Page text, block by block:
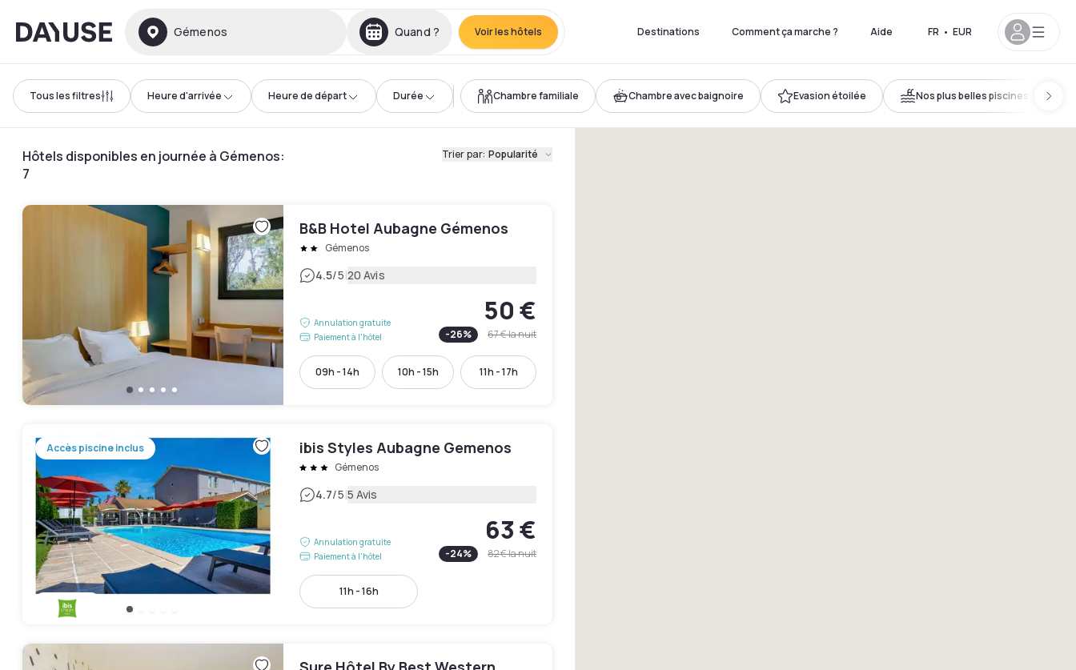
Dayuse Gémenos Quand ? Voir les hôtels Destinations Comment ça marche ? Aide FR • EUR
Tous les filtres Heure d'arrivée Heure de départ Durée Chambre familiale Chambre avec baignoire Evasion étoilée Nos plus belles piscines
Hôtels disponibles en journée à Gémenos:
7
Trier par: Popularité
B&B Hotel Aubagne Gémenos
Gémenos
4.5/5|20 Avis
Annulation gratuite
Paiement à l'hôtel
50 €
-26% 67 €la nuit
09h - 14h 10h - 15h 11h - 17h
Accès piscine inclus ibis Styles Aubagne Gemenos
Gémenos
4.7/5|5 Avis
Annulation gratuite
Paiement à l'hôtel
63 €
-24% 82 €la nuit
11h - 16h